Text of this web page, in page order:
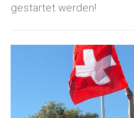
gestartet werden!